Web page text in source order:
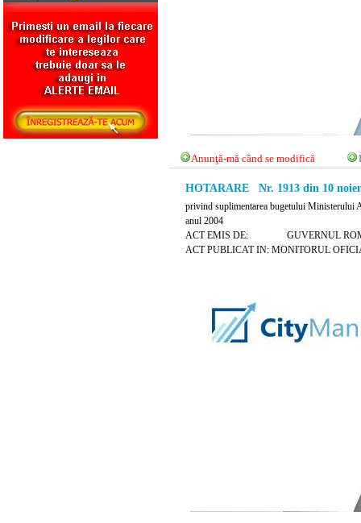
Anunţă-mă când se modifică
HOTARARE Nr. 1913 din 10
privind suplimentarea bugetului Ministerului
anul 2004
ACT EMIS DE: GUVERNUL
ACT PUBLICAT IN: MONITORUL